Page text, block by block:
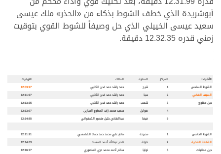
أبوشريدة الذي خطف الشوط بذكاء من «الحذر» ملك عيسى
سعيد عيسى الخييلي الذي حل وصيفاً للشوط القوي بتوقيت
زمني قدره 12.32.35 دقيقة.
الأشواط المراكز المطية المالك
التوقيت
الشوط السادس
1 شرح حمد راشد حمد غدير الكتبي
12:03:97
السيف الفضي
2 سبا حمد راشد حمد غدير الكتبي
12:11:97
حيل مفتوح
3 شهب حمد راشد حمد غدير الكتبي
12:13:35
4
هوايل سعيد محمد زايد المطوع الخيارين
12:13:97
5
فيفا عبدالهادي خليل منصور الشهواني 12:14:85
الشوط الخامس 1 مصيحة مانع علي محمد حمد حماد الشامسي
12:11:91
الشلفة الفضية
2 دليلة ناصر عبدالله أحمد المسند
12:14:03
حيل عمانيات
3 نوايا سالم أحمد محمد دري المنصوري
12:16:77